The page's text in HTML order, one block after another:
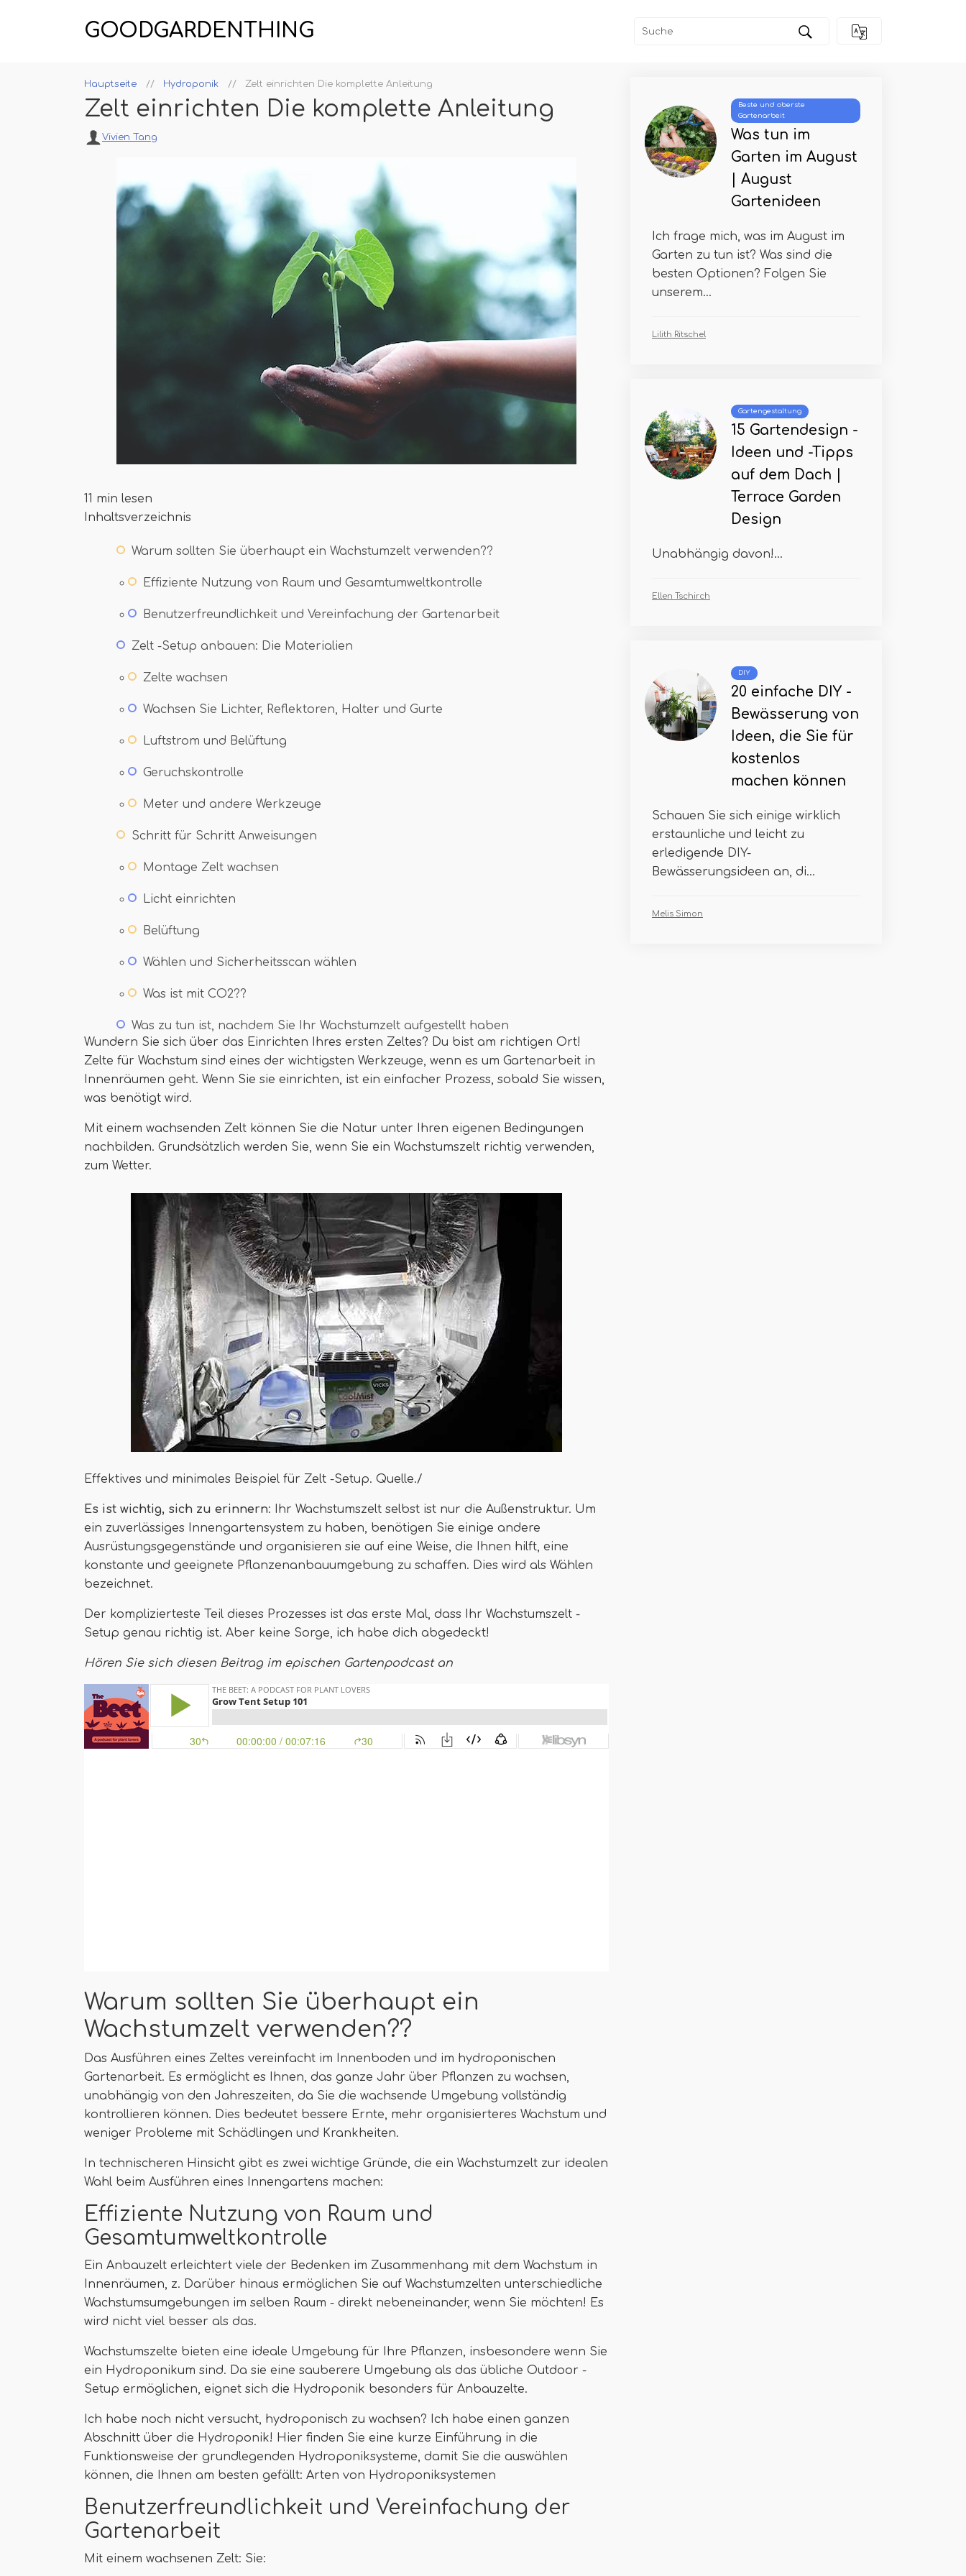
GOODGARDENTHING
Hauptseite Hydroponik Zelt einrichten Die komplette Anleitung
Zelt einrichten Die komplette Anleitung
Vivien Tang
11 min lesen
Inhaltsverzeichnis
Warum sollten Sie überhaupt ein Wachstumzelt verwenden??
Effiziente Nutzung von Raum und Gesamtumweltkontrolle
Benutzerfreundlichkeit und Vereinfachung der Gartenarbeit
Zelt -Setup anbauen: Die Materialien
Zelte wachsen
Wachsen Sie Lichter, Reflektoren, Halter und Gurte
Luftstrom und Belüftung
Geruchskontrolle
Meter und andere Werkzeuge
Schritt für Schritt Anweisungen
Montage Zelt wachsen
Licht einrichten
Belüftung
Wählen und Sicherheitsscan wählen
Was ist mit CO2??
Was zu tun ist, nachdem Sie Ihr Wachstumzelt aufgestellt haben
Wundern Sie sich über das Einrichten Ihres ersten Zeltes? Du bist am richtigen Ort!
Zelte für Wachstum sind eines der wichtigsten Werkzeuge, wenn es um Gartenarbeit in
Innenräumen geht. Wenn Sie sie einrichten, ist ein einfacher Prozess, sobald Sie wissen,
was benötigt wird.
Mit einem wachsenden Zelt können Sie die Natur unter Ihren eigenen Bedingungen
nachbilden. Grundsätzlich werden Sie, wenn Sie ein Wachstumszelt richtig verwenden,
zum Wetter.
Effektives und minimales Beispiel für Zelt -Setup. Quelle./
Es ist wichtig, sich zu erinnern: Ihr Wachstumszelt selbst ist nur die Außenstruktur. Um
ein zuverlässiges Innengartensystem zu haben, benötigen Sie einige andere
Ausrüstungsgegenstände und organisieren sie auf eine Weise, die Ihnen hilft, eine
konstante und geeignete Pflanzenanbauumgebung zu schaffen. Dies wird als Wählen
bezeichnet.
Der komplizierteste Teil dieses Prozesses ist das erste Mal, dass Ihr Wachstumszelt -
Setup genau richtig ist. Aber keine Sorge, ich habe dich abgedeckt!
Hören Sie sich diesen Beitrag im epischen Gartenpodcast an
Warum sollten Sie überhaupt ein
Wachstumzelt verwenden??
Das Ausführen eines Zeltes vereinfacht im Innenboden und im hydroponischen
Gartenarbeit. Es ermöglicht es Ihnen, das ganze Jahr über Pflanzen zu wachsen,
unabhängig von den Jahreszeiten, da Sie die wachsende Umgebung vollständig
kontrollieren können. Dies bedeutet bessere Ernte, mehr organisierteres Wachstum und
weniger Probleme mit Schädlingen und Krankheiten.
In technischeren Hinsicht gibt es zwei wichtige Gründe, die ein Wachstumzelt zur idealen
Wahl beim Ausführen eines Innengartens machen:
Effiziente Nutzung von Raum und
Gesamtumweltkontrolle
Ein Anbauzelt erleichtert viele der Bedenken im Zusammenhang mit dem Wachstum in
Innenräumen, z. Darüber hinaus ermöglichen Sie auf Wachstumzelten unterschiedliche
Wachstumsumgebungen im selben Raum - direkt nebeneinander, wenn Sie möchten! Es
wird nicht viel besser als das.
Wachstumszelte bieten eine ideale Umgebung für Ihre Pflanzen, insbesondere wenn Sie
ein Hydroponikum sind. Da sie eine sauberere Umgebung als das übliche Outdoor -
Setup ermöglichen, eignet sich die Hydroponik besonders für Anbauzelte.
Ich habe noch nicht versucht, hydroponisch zu wachsen? Ich habe einen ganzen
Abschnitt über die Hydroponik! Hier finden Sie eine kurze Einführung in die
Funktionsweise der grundlegenden Hydroponiksysteme, damit Sie die auswählen
können, die Ihnen am besten gefällt: Arten von Hydroponiksystemen
Benutzerfreundlichkeit und Vereinfachung der
Gartenarbeit
Mit einem wachsenen Zelt: Sie:
Beste und oberste
Gartenarbeit
Was tun im
Garten im August
| August
Gartenideen
Ich frage mich, was im August im
Garten zu tun ist? Was sind die
besten Optionen? Folgen Sie
unserem...
Lilith Ritschel
Gartengestaltung
15 Gartendesign -
Ideen und -Tipps
auf dem Dach |
Terrace Garden
Design
Unabhängig davon!...
Ellen Tschirch
DIY
20 einfache DIY -
Bewässerung von
Ideen, die Sie für
kostenlos
machen können
Schauen Sie sich einige wirklich
erstaunliche und leicht zu
erledigende DIY-
Bewässerungsideen an, di...
Melis Simon